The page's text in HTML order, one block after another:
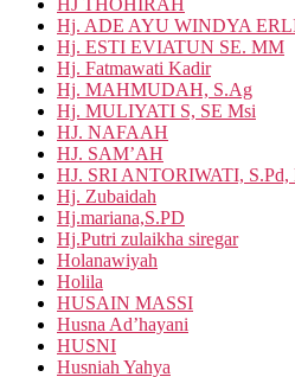
HJ THOHIRAH
Hj. ADE AYU WINDYA
Hj. ESTI EVIATUN SE. MM
Hj. Fatmawati Kadir
Hj. MAHMUDAH, S.Ag
Hj. MULIYATI S, SE Msi
HJ. NAFAAH
HJ. SAM’AH
HJ. SRI ANTORIWATI, S.Pd,
Hj. Zubaidah
Hj.mariana,S.PD
Hj.Putri zulaikha siregar
Holanawiyah
Holila
HUSAIN MASSI
Husna Ad’hayani
HUSNI
Husniah Yahya